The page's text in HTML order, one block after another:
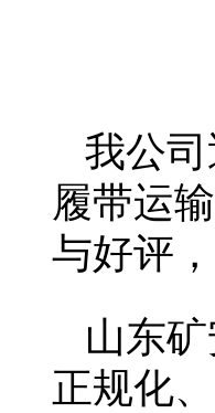
我公
履带运
与好评
山东
正规化